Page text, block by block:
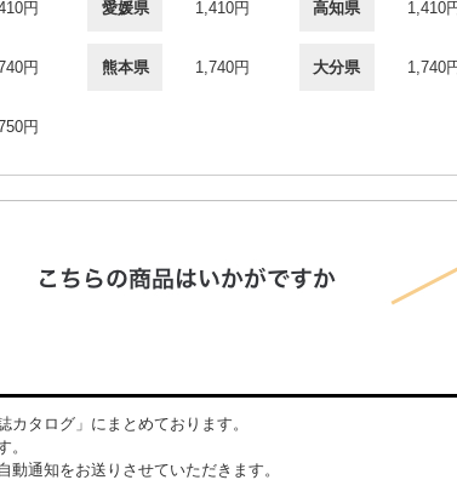
円 愛媛県 1,410円 高知県 1,410
円 熊本県 1,740円 大分県 1,740
円
カタログ」にまとめております。
。
通知をお送りさせていただきます。